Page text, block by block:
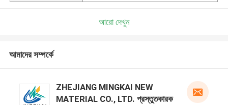
আরো দেখুন
আমাদের সম্পর্কে
ZHEJIANG MINGKAI NEW
MATERIAL CO., LTD. প্রস্তুতকারক